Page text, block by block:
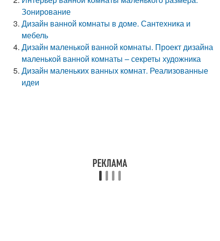
Зонирование
Дизайн ванной комнаты в доме. Сантехника и
мебель
Дизайн маленькой ванной комнаты. Проект дизайна
маленькой ванной комнаты – секреты художника
Дизайн маленьких ванных комнат. Реализованные
идеи